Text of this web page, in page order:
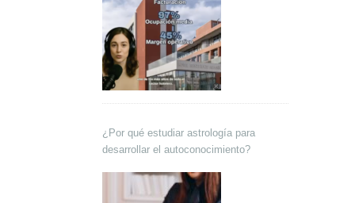
¿Por qué estudiar astrología para
desarrollar el autoconocimiento?